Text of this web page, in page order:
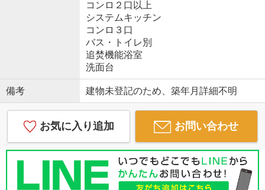
コンロ２口以上
システムキッチン
コンロ３口
バス・トイレ別
追焚機能浴室
洗面台
備考 建物未登記のため、築年月詳細不明
お気に入り追加 お問い合わせ